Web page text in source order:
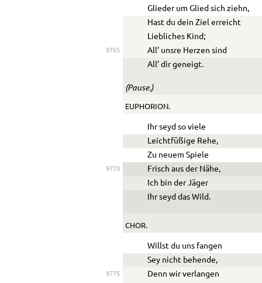
Glieder um Glied sich ziehn,
Hast du dein Ziel erreicht
Liebliches Kind;
9765
All’ unsre Herzen sind
All’ dir geneigt.
(Pause.)
EUPHORION.
Ihr seyd so viele
Leichtfüßige Rehe,
Zu neuem Spiele
9770
Frisch aus der Nähe,
Ich bin der Jäger
Ihr seyd das Wild.
CHOR.
Willst du uns fangen
Sey nicht behende,
9775
Denn wir verlangen